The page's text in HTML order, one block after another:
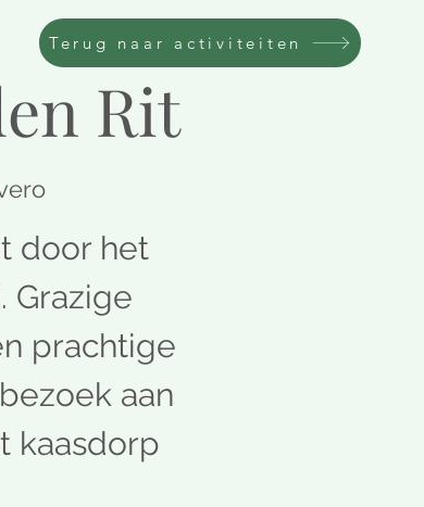
Rit
door het
Grazige
prachtige
aan
kaasdorp
Terug naar activiteiten